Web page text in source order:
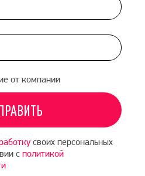
от компании
своих персональных
с политикой